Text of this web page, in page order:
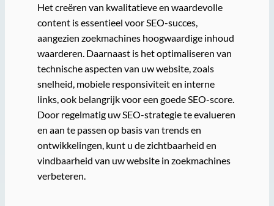
Het creëren van kwalitatieve en waardevolle
content is essentieel voor SEO-succes,
aangezien zoekmachines hoogwaardige inhoud
waarderen. Daarnaast is het optimaliseren van
technische aspecten van uw website, zoals
snelheid, mobiele responsiviteit en interne
links, ook belangrijk voor een goede SEO-score.
Door regelmatig uw SEO-strategie te evalueren
en aan te passen op basis van trends en
ontwikkelingen, kunt u de zichtbaarheid en
vindbaarheid van uw website in zoekmachines
verbeteren.